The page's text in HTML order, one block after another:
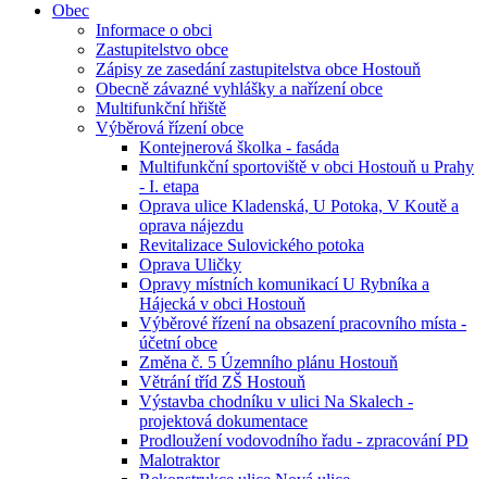
Obec
Informace o obci
Zastupitelstvo obce
Zápisy ze zasedání zastupitelstva obce Hostouň
Obecně závazné vyhlášky a nařízení obce
Multifunkční hřiště
Výběrová řízení obce
Kontejnerová školka - fasáda
Multifunkční sportoviště v obci Hostouň u Prahy
- I. etapa
Oprava ulice Kladenská, U Potoka, V Koutě a
oprava nájezdu
Revitalizace Sulovického potoka
Oprava Uličky
Opravy místních komunikací U Rybníka a
Hájecká v obci Hostouň
Výběrové řízení na obsazení pracovního místa -
účetní obce
Změna č. 5 Územního plánu Hostouň
Větrání tříd ZŠ Hostouň
Výstavba chodníku v ulici Na Skalech -
projektová dokumentace
Prodloužení vodovodního řadu - zpracování PD
Malotraktor